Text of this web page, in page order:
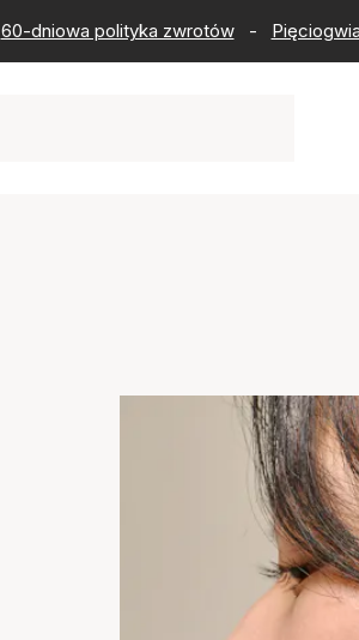
60-dniowa polityka zwrotów -